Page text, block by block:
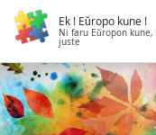
Ek ! Eŭropo kune !
Ni faru Eŭropon kune,
juste